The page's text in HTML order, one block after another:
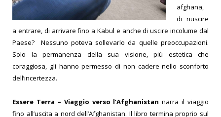
afghana,
di riuscire
a entrare, di arrivare fino a Kabul e anche di uscire incolume dal
Paese? Nessuno poteva sollevarlo da quelle preoccupazioni.
Solo la permanenza della sua visione, più estetica che
coraggiosa, gli hanno permesso di non cadere nello sconforto
dell’incertezza.
Essere Terra – Viaggio verso l’Afghanistan narra il viaggio
fino all’uscita a nord dell’Afghanistan. Il libro termina proprio sul